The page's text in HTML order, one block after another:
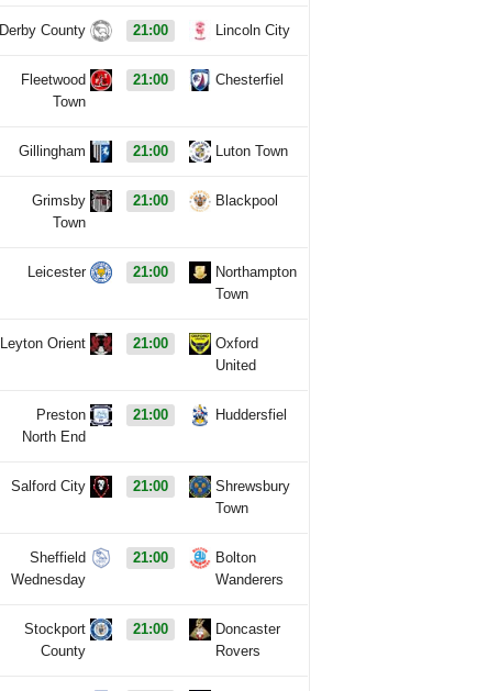
Derby County 21:00 Lincoln City
Fleetwood
Town
21:00 Chesterfiel
Gillingham 21:00 Luton Town
Grimsby
Town
21:00 Blackpool
Leicester 21:00
Northampton
Town
Leyton Orient 21:00
Oxford
United
Preston
North End
21:00 Huddersfiel
Salford City 21:00
Shrewsbury
Town
Sheffield
Wednesday
21:00
Bolton
Wanderers
Stockport
County
21:00
Doncaster
Rovers